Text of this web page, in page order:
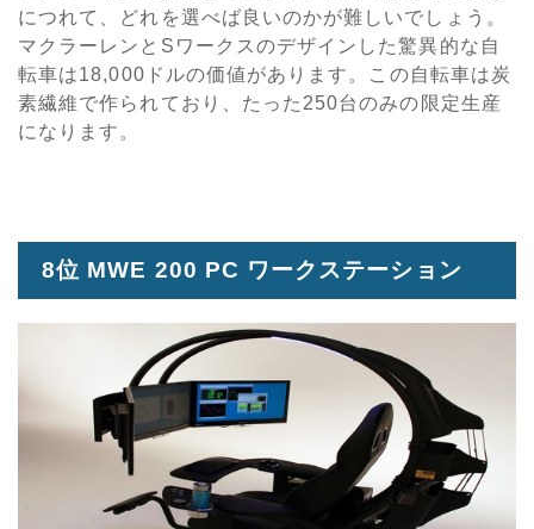
につれて、どれを選べば良いのかが難しいでしょう。
マクラーレンとSワークスのデザインした驚異的な自
転車は18,000ドルの価値があります。この自転車は炭
素繊維で作られており、たった250台のみの限定生産
になります。
8位 MWE 200 PC ワークステーション